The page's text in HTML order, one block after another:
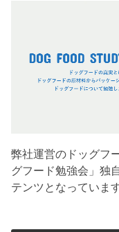
弊社運営のドッグフ
グフード勉強会」独
テンツとなっていま